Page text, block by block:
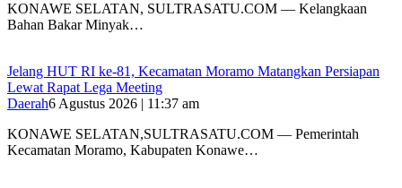
‎KONAWE SELATAN, SULTRASATU.COM — Kelangkaan
Bahan Bakar Minyak…
‎Jelang HUT RI ke-81, Kecamatan Moramo Matangkan Persiapan
Lewat Rapat Lega Meeting
Daerah6 Agustus 2026 | 11:37 am
KONAWE SELATAN,SULTRASATU.COM — Pemerintah
Kecamatan Moramo, Kabupaten Konawe…